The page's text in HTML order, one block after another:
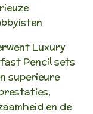
Luxury
Pencil sets
superieure
en de